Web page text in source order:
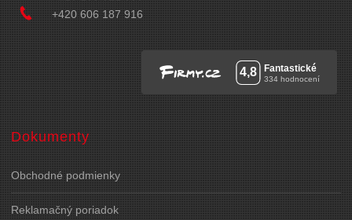
+420 606 187 916
Dokumenty
Obchodné podmienky
Reklamačný poriadok